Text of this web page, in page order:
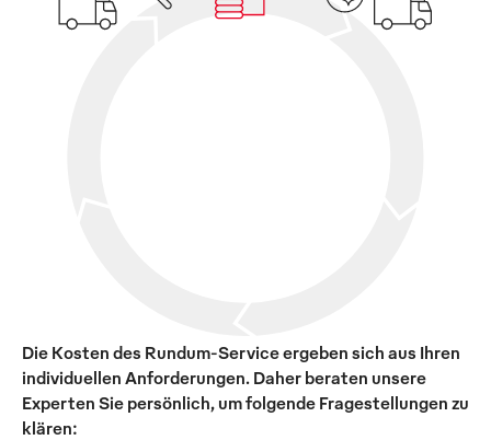
Die Kosten des Rundum-Service ergeben sich aus Ihren
individuellen Anforderungen. Daher beraten unsere
Experten Sie persönlich, um folgende Fragestellungen zu
klären: